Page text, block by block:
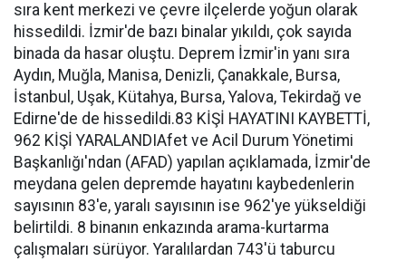
sıra kent merkezi ve çevre ilçelerde yoğun olarak
hissedildi. İzmir'de bazı binalar yıkıldı, çok sayıda
binada da hasar oluştu. Deprem İzmir'in yanı sıra
Aydın, Muğla, Manisa, Denizli, Çanakkale, Bursa,
İstanbul, Uşak, Kütahya, Bursa, Yalova, Tekirdağ ve
Edirne'de de hissedildi.83 KİŞİ HAYATINI KAYBETTİ,
962 KİŞİ YARALANDIAfet ve Acil Durum Yönetimi
Başkanlığı'ndan (AFAD) yapılan açıklamada, İzmir'de
meydana gelen depremde hayatını kaybedenlerin
sayısının 83'e, yaralı sayısının ise 962'ye yükseldiği
belirtildi. 8 binanın enkazında arama-kurtarma
çalışmaları sürüyor. Yaralılardan 743'ü taburcu